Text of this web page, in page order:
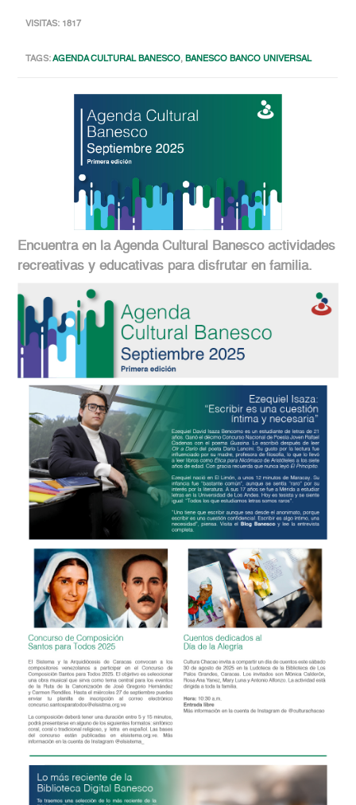
VISITAS: 1817
TAGS:AGENDA CULTURAL BANESCO,BANESCO BANCO UNIVERSAL
Encuentra en la Agenda Cultural Banesco actividades
recreativas y educativas para disfrutar en familia.